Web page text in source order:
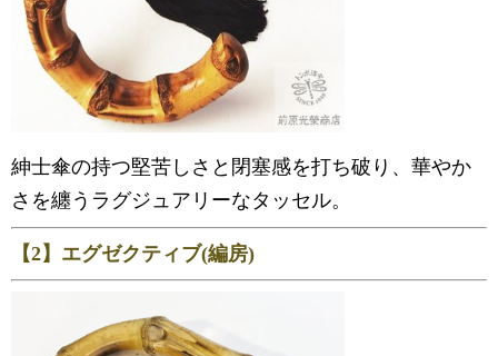
紳士傘の持つ堅苦しさと閉塞感を打ち破り、華やか
さを纏うラグジュアリーなタッセル。
【2】エグゼクティブ(編房)